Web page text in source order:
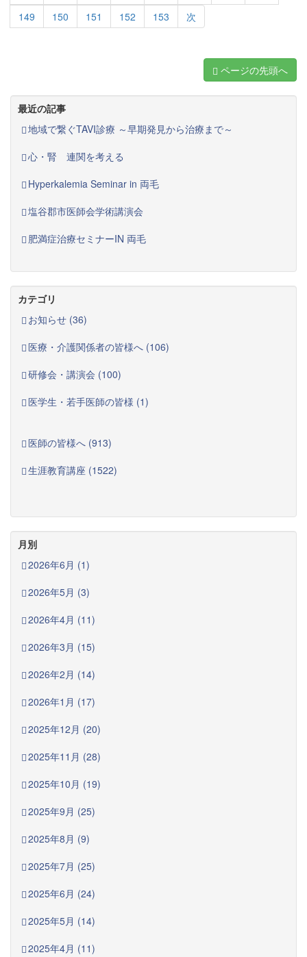
149 150 151 152 153 次
ページの先頭へ
最近の記事
地域で繋ぐTAVI診療 ～早期発見から治療まで～
心・腎 連関を考える
Hyperkalemia Seminar in 両毛
塩谷郡市医師会学術講演会
肥満症治療セミナーIN 両毛
カテゴリ
お知らせ (36)
医療・介護関係者の皆様へ (106)
研修会・講演会 (100)
医学生・若手医師の皆様 (1)
医師の皆様へ (913)
生涯教育講座 (1522)
月別
2026年6月 (1)
2026年5月 (3)
2026年4月 (11)
2026年3月 (15)
2026年2月 (14)
2026年1月 (17)
2025年12月 (20)
2025年11月 (28)
2025年10月 (19)
2025年9月 (25)
2025年8月 (9)
2025年7月 (25)
2025年6月 (24)
2025年5月 (14)
2025年4月 (11)